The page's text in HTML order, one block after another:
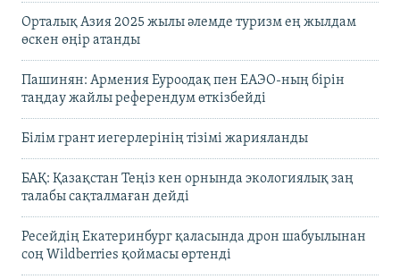
Орталық Азия 2025 жылы әлемде туризм ең жылдам
өскен өңір атанды
Пашинян: Армения Еуроодақ пен ЕАЭО-ның бірін
таңдау жайлы референдум өткізбейді
Білім грант иегерлерінің тізімі жарияланды
БАҚ: Қазақстан Теңіз кен орнында экологиялық заң
талабы сақталмаған дейді
Ресейдің Екатеринбург қаласында дрон шабуылынан
соң Wildberries қоймасы өртенді